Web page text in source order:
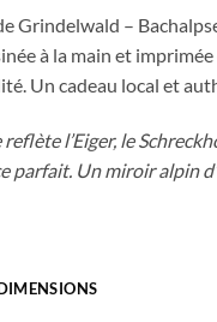
prix :
CHF
à
Grindelwald –
à la main et imprimée
Un cadeau local et
reflète l’Eiger, le
parfait. Un miroir alpin